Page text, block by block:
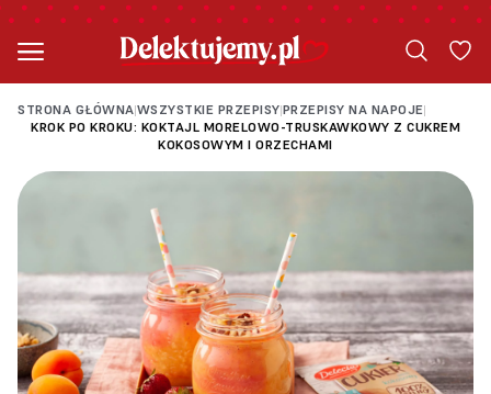
STRONA GŁÓWNA|WSZYSTKIE PRZEPISY|PRZEPISY NA NAPOJE|
KROK PO KROKU: KOKTAJL MORELOWO-TRUSKAWKOWY Z CUKREM
KOKOSOWYM I ORZECHAMI